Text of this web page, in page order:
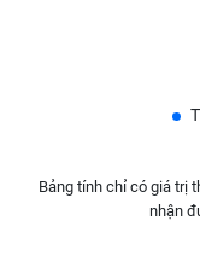
Bảng tính chỉ có giá trị
nhận